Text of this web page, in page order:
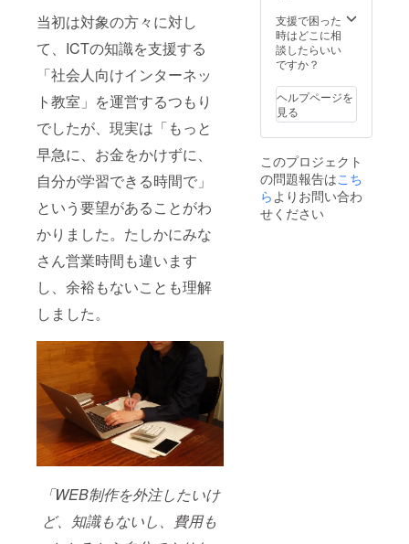
当初は対象の方々に対し
て、ICTの知識を支援する
「社会人向けインターネッ
ト教室」を運営するつもり
でしたが、現実は「もっと
早急に、お金をかけずに、
自分が学習できる時間で」
という要望があることがわ
かりました。たしかにみな
さん営業時間も違います
し、余裕もないことも理解
しました。
「WEB制作を外注したいけ
ど、知識もないし、費用も
営ペー
ジを参
考にし
てくだ
https://
数学
塾.jp
https://
塾.jp
https://
しすく
る.jp
ます。
毎月費
用はあ
りませ
考欄に
制作す
るホー
ムペー
略をご
記入お
願いし
ます。
※1万円
ホーム
ページ
を使っ
て更新
レーニ
ングを
実施し
ま
・初年
度会費
を含み
ます。
WEB
のホー
ムペー
ジ制作
を含み
・打合
せ～確
認～納
品まで
です。
・制作
ツール
の
Wordpr
支援で困った
時はどこに相
談したらいい
ですか？
ヘルプページを
見る
このプロジェクト
の問題報告はこち
らよりお問い合わ
せください